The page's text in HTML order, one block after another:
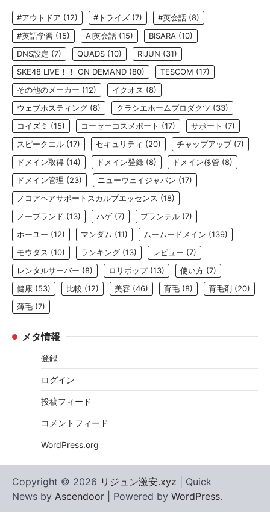
#アウトドア (12) #トライズ (7) #英会話 (8)
#英語学習 (15) AI英会話 (15) BISARA (10)
DNS設定 (7) QUADS (10) RiJUN (31)
SKE48 LIVE！！ ON DEMAND (80) TESCOM (17)
その他のメーカー (12) イクオス (8)
ウェブホスティング (8) クラシエホームプロダクツ (33)
コイズミ (15) コーセーコスメポート (17) サポート (7)
スピークエル (17) セキュリティ (20) チャップアップ(7)
ドメイン取得 (14) ドメイン登録 (8) ドメイン移管 (8)
ドメイン管理 (23) ニューウェイジャパン (17)
ノコアヘアサポートスカルプエッセンス (18)
ノーブランド (13) ハゲ (7) プランテル (7)
ホーユー (12) マンダム (11) ムームードメイン (139)
モウダス (10) ランキング (13) レビュー (7)
レンタルサーバー (8) ロリポップ(13) 使い方 (7)
健康 (53) 比較 (12) 美容 (46) 育毛 (8) 育毛剤 (20)
薄毛 (7)
メタ情報
登録
ログイン
投稿フィード
コメントフィード
WordPress.org
Copyright © 2026 リジュン激安.xyz | Quick
News by Ascendoor | Powered by WordPress.